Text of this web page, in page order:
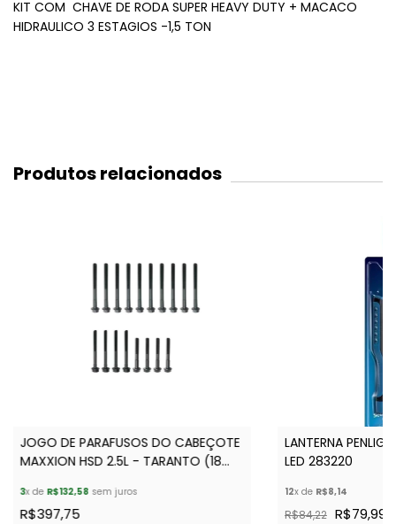
KIT COM CHAVE DE RODA SUPER HEAVY DUTY + MACACO
HIDRAULICO 3 ESTAGIOS -1,5 TON
Produtos relacionados
JOGO DE PARAFUSOS DO CABEÇOTE
MAXXION HSD 2.5L - TARANTO (18
3x de R$132,58 sem juros
R$397,75
LANTERNA
LED 283220
12x de R$8,14
R$84,22 R$79,99